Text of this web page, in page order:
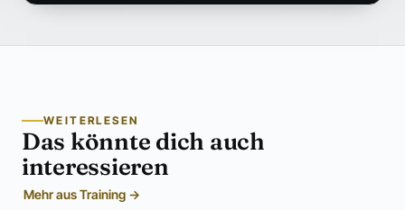
WEITERLESEN
Das könnte dich auch
interessieren
Mehr aus Training →